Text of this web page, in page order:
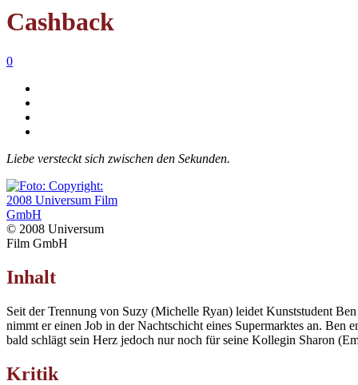
Cashback
0
Liebe versteckt sich zwischen den Sekunden.
© 2008 Universum
Film GmbH
Inhalt
Seit der Trennung von Suzy (Michelle Ryan) leidet Kunststudent
nimmt er einen Job in der Nachtschicht eines Supermarktes an.
bald schlägt sein Herz jedoch nur noch für seine Kollegin Sharon
Kritik